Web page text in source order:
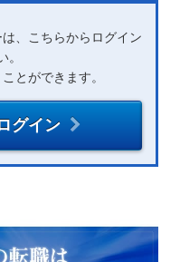
、こちらからログイン
。
とができます。
グイン